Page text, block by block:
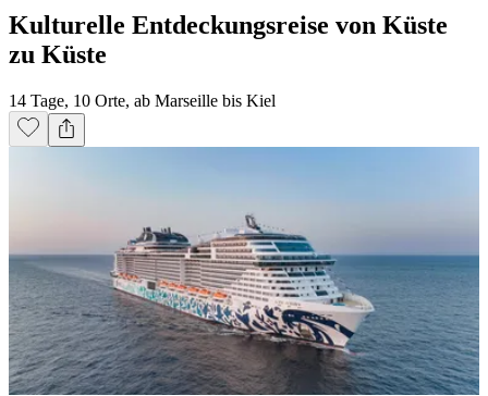
Kulturelle Entdeckungsreise von Küste
zu Küste
14 Tage, 10 Orte, ab Marseille bis Kiel